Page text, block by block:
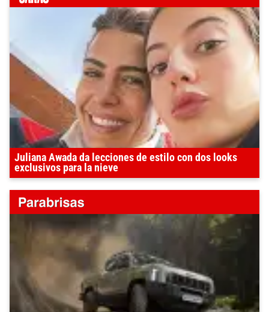
Juliana Awada da lecciones de estilo con dos looks
exclusivos para la nieve